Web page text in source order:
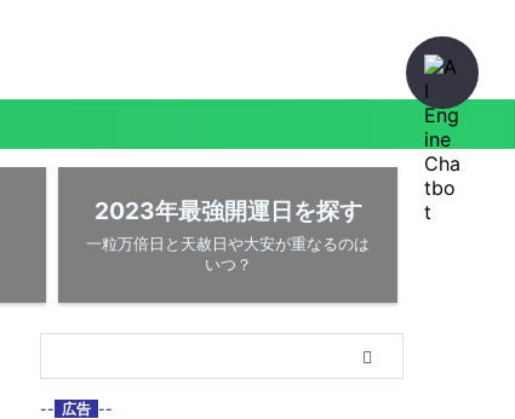
2023年最強開運日を探す
一粒万倍日と天赦日や大安が重なるのは
いつ？
-- 広告 --